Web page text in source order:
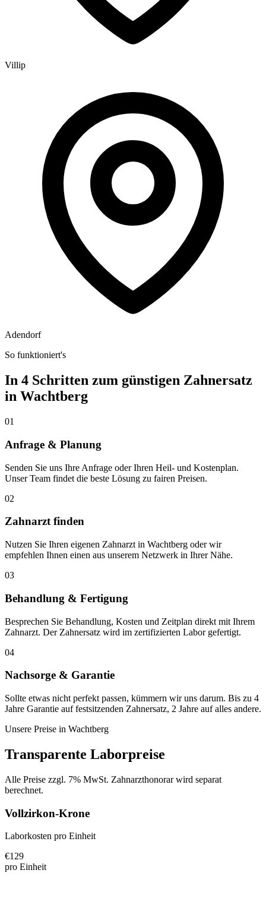
Villip
Adendorf
So funktioniert's
In 4 Schritten zum günstigen Zahnersatz
in Wachtberg
01
Anfrage & Planung
Senden Sie uns Ihre Anfrage oder Ihren Heil- und Kostenplan.
Unser Team findet die beste Lösung zu fairen Preisen.
02
Zahnarzt finden
Nutzen Sie Ihren eigenen Zahnarzt in Wachtberg oder wir
empfehlen Ihnen einen aus unserem Netzwerk in Ihrer Nähe.
03
Behandlung & Fertigung
Besprechen Sie Behandlung, Kosten und Zeitplan direkt mit Ihrem
Zahnarzt. Der Zahnersatz wird im zertifizierten Labor gefertigt.
04
Nachsorge & Garantie
Sollte etwas nicht perfekt passen, kümmern wir uns darum. Bis zu 4
Jahre Garantie auf festsitzenden Zahnersatz, 2 Jahre auf alles andere.
Unsere Preise in Wachtberg
Transparente Laborpreise
Alle Preise zzgl. 7% MwSt. Zahnarzthonorar wird separat
berechnet.
Vollzirkon-Krone
Laborkosten pro Einheit
€129
pro Einheit